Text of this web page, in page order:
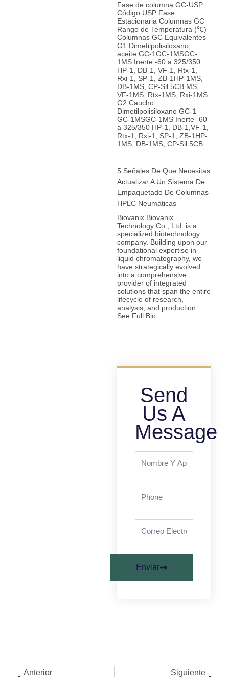
Fase de columna GC-USP
Código USP Fase
Estacionaria Columnas GC
Rango de Temperatura (℃)
Columnas GC Equivalentes
G1 Dimetilpolisiloxano,
aceite GC-1GC-1MSGC-
1MS Inerte -60 a 325/350
HP-1, DB-1, VF-1, Rtx-1,
Rxi-1, SP-1, ZB-1HP-1MS,
DB-1MS, CP-Sil 5CB MS,
VF-1MS, Rtx-1MS, Rxi-1MS
G2 Caucho
Dimetilpolisiloxano GC-1
GC-1MSGC-1MS Inerte -60
a 325/350 HP-1, DB-1,VF-1,
Rtx-1, Rxi-1, SP-1, ZB-1HP-
1MS, DB-1MS, CP-Sil 5CB
5 Señales De Que Necesitas
Actualizar A Un Sistema De
Empaquetado De Columnas
HPLC Neumáticas
Biovanix Biovanix
Technology Co., Ltd. is a
specialized biotechnology
company. Building upon our
foundational expertise in
liquid chromatography, we
have strategically evolved
into a comprehensive
provider of integrated
solutions that span the entire
lifecycle of research,
analysis, and production.
See Full Bio
Send
Us A
Message
Nombre
apellidos
Phone
Correo
Enviar
Anterior Siguiente